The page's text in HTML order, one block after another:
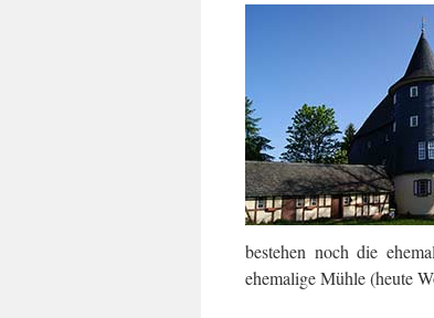
bestehen noch die
ehemalige Mühle (heute